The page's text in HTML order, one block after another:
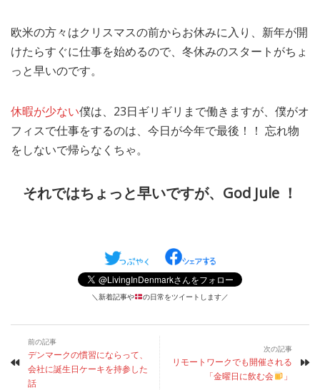
欧米の方々はクリスマスの前からお休みに入り、新年が開
けたらすぐに仕事を始めるので、冬休みのスタートがちょ
っと早いのです。
休暇が少ない僕は、23日ギリギリまで働きますが、僕がオ
フィスで仕事をするのは、今日が今年で最後！！ 忘れ物
をしないで帰らなくちゃ。
それではちょっと早いですが、God Jule ！
＼新着記事や の日常をツイートします／
前の記事
デンマークの慣習にならって、
会社に誕生日ケーキを持参した
話
次の記事
リモートワークでも開催される
「金曜日に飲む会
」